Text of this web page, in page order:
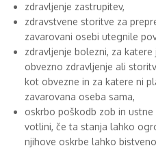
zdravljenje zastrupitev,
zdravstvene storitve za
zavarovani osebi utegnile
zdravljenje bolezni, za
obvezno zdravljenje ali
kot obvezne in za katere ni
zavarovana oseba sama,
oskrbo poškodb zob in
votlini, če ta stanja lahko
njihove oskrbe lahko